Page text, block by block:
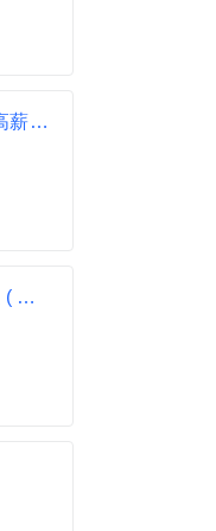
SS新豐湖口 強力徵才 高薪222物流理貨人員 簡單單純 可隔日匯款
小港店 - 早、晚班各1位 ( 勞健保、特休、勞退 )